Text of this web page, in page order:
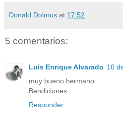
Donald Dolmus at 17:52
5 comentarios:
Luis Enrique Alvarado 10
muy bueno hermano
Bendiciones
Responder